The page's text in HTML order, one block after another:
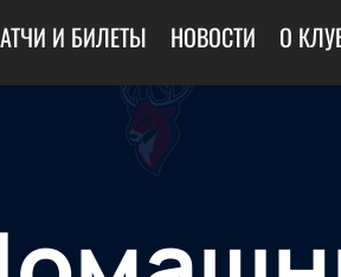
И БИЛЕТЫ НОВОСТИ О